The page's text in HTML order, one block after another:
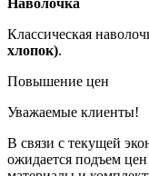
Наволочка
Классическая
хлопок).
Повышение цен
Уважаемые клиенты!
В связи с текущей
ожидается подъем